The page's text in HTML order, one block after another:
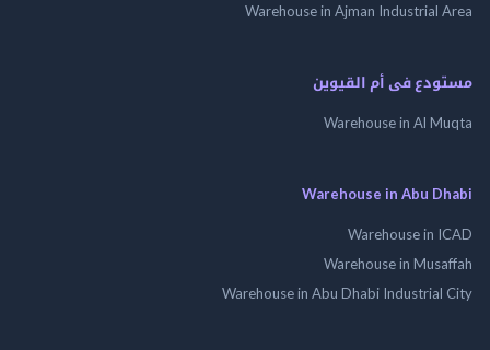
Warehouse in Ajman Industrial Area
مستودع فى أم القيوين
Warehouse in Al Muqta
Warehouse in Abu Dhabi
Warehouse in ICAD
Warehouse in Musaffah
Warehouse in Abu Dhabi Industrial City